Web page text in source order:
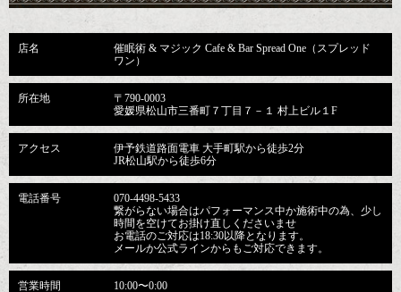
店名
催眠術 & マジック Cafe & Bar Spread One（スプレッド
ワン）
所在地
〒790-0003
愛媛県松山市三番町７丁目７－１ 村上ビル１F
アクセス
伊予鉄道路面電車 大手町駅から徒歩2分
JR松山駅から徒歩6分
電話番号
070-4498-5433
繋がらない場合はパフォーマンス中か施術中の為、少し
時間を空けてお掛け直しくださいませ
お電話のご対応は18:30以降となります。
メールか公式ラインからもご対応できます。
営業時間
10:00〜0:00